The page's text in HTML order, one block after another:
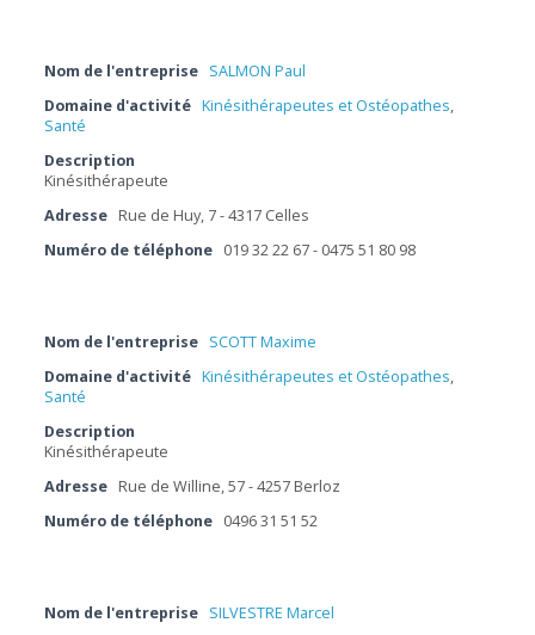
Nom de l'entreprise SALMON Paul
Domaine d'activité Kinésithérapeutes et Ostéopathes,
Santé
Description
Kinésithérapeute
Adresse Rue de Huy, 7 - 4317 Celles
Numéro de téléphone 019 32 22 67 - 0475 51 80 98
Nom de l'entreprise SCOTT Maxime
Domaine d'activité Kinésithérapeutes et Ostéopathes,
Santé
Description
Kinésithérapeute
Adresse Rue de Willine, 57 - 4257 Berloz
Numéro de téléphone 0496 31 51 52
Nom de l'entreprise SILVESTRE Marcel